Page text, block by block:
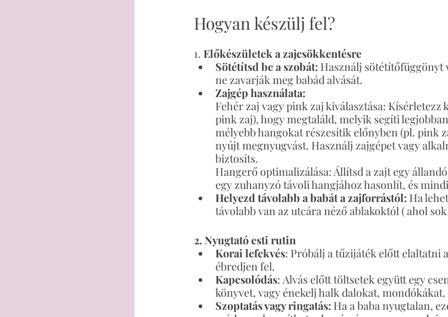
Hogyan készülj fel?
1. Előkészületek a zajcsökkentésre
Sötétítsd be a szobát: Használj sötétítőfüggönyt
ne zavarják meg babád alvását.
Zajgép használata:
Fehér zaj vagy pink zaj kiválasztása:
pink zaj), hogy megtaláld, melyik segíti
mélyebb hangokat részesítik előnyben (pl. pink
nyújt megnyugvást. Használj zajgépet vagy
biztosíts.
Hangerő optimalizálása: Állítsd a zajt egy
egy zuhanyzó távoli hangjához hasonlít, és
Helyezd távolabb a babát a zajforrástól: Ha
távolabb van az utcára néző ablakoktól ( ahol
2. Nyugtató esti rutin
Korai lefekvés: Próbálj a tűzijáték előtt elaltatni
ébredjen fel.
Kapcsolódás: Alvás előtt töltsetek együtt egy
könyvet, vagy énekelj halk dalokat, mondókákat.
Szoptatás vagy ringatás: Ha a baba nyugtalan,